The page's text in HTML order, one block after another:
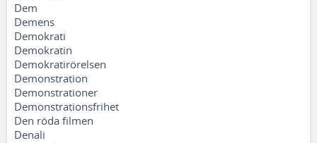
Dem
Demens
Demokrati
Demokratin
Demokratirörelsen
Demonstration
Demonstrationer
Demonstrationsfrihet
Den röda filmen
Denali